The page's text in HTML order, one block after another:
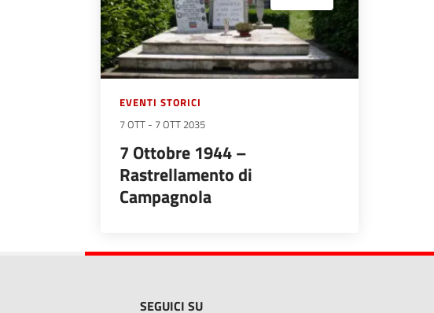
EVENTI STORICI
7 OTT - 7 OTT 2035
7 Ottobre 1944 –
Rastrellamento di
Campagnola
SEGUICI SU